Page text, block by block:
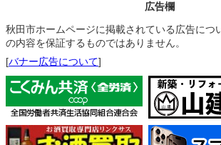
広告欄
秋田市ホームページに掲載されている広告につ
の内容を保証するものではありません。
[バナー広告について]